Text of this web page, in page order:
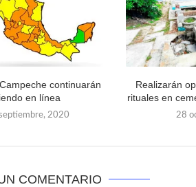
continuarán
en línea
2020
Realizarán
rituales en
28
COMENTARIO